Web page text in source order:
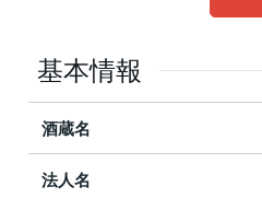
基本情報
酒蔵名
法人名